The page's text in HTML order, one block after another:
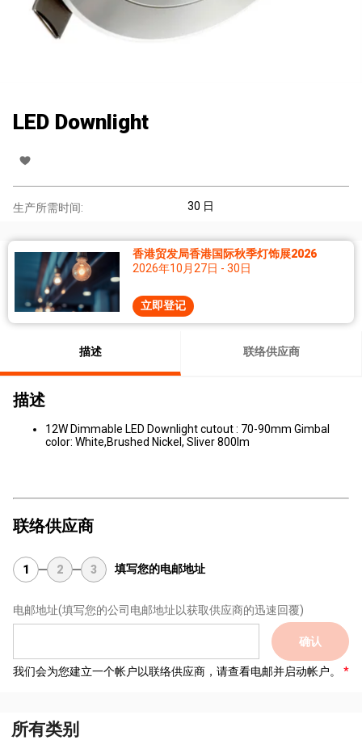
LED Downlight
生产所需时间: 30 日
香港贸发局香港国际秋季灯饰展2026
2026年10月27日 - 30日
立即登记
描述 联络供应商
描述
12W Dimmable LED Downlight cutout : 70-90mm Gimbal
color: White,Brushed Nickel, Sliver 800lm
联络供应商
1 2 3 填写您的电邮地址
电邮地址(填写您的公司电邮地址以获取供应商的迅速回覆)
确认
我们会为您建立一个帐户以联络供应商，请查看电邮并启动帐户。
所有类别